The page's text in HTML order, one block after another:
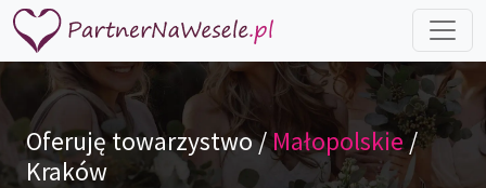
Oferuję towarzystwo /Małopolskie/
Kraków